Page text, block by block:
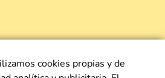
cookies propias y de